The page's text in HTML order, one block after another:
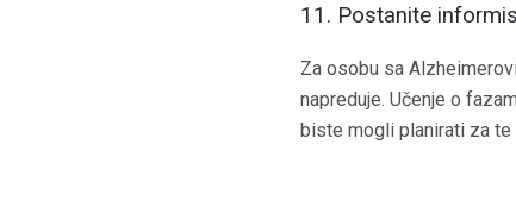
11. Postanite
Za osobu sa
napreduje. Učenje o
biste mogli planirati za te